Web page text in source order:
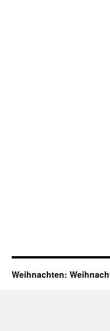
Weihnachten: